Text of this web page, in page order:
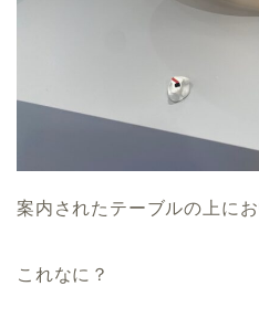
案内されたテーブルの上に
これなに？